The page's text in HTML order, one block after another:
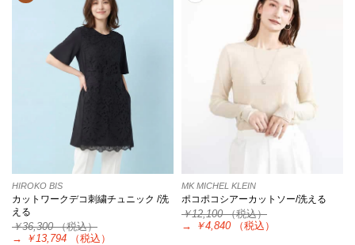
HIROKO BIS
カットワークデコ刺繍チュニック /洗
える
￥36,300（税込）
→
￥13,794 （税込）
MK MICHEL KLEIN
ポコポコシアーカットソー/洗える
￥12,100（税込）
→
￥4,840 （税込）